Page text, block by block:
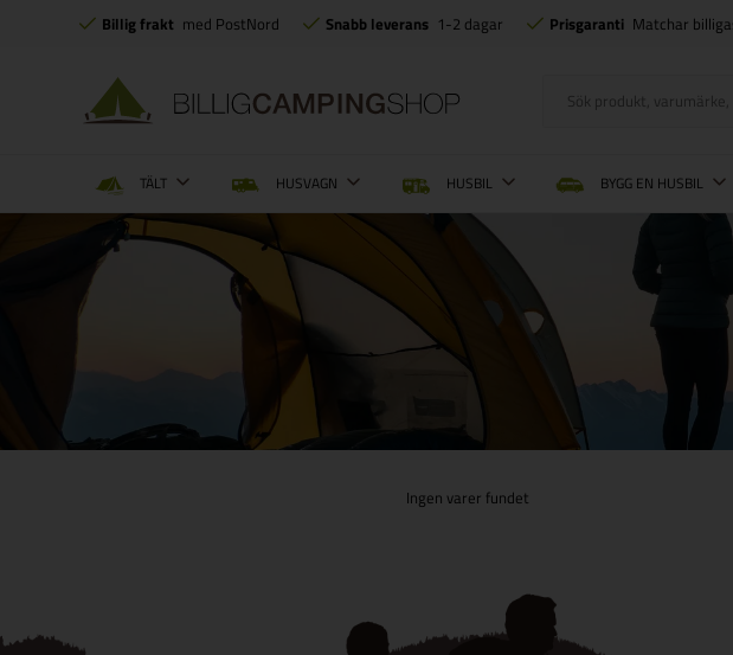
Billig frakt med PostNord Snabb leverans 1-2 dagar Prisgaranti Matchar
TÄLT HUSVAGN HUSBIL BYGG EN HUSBIL
Ingen varer fundet